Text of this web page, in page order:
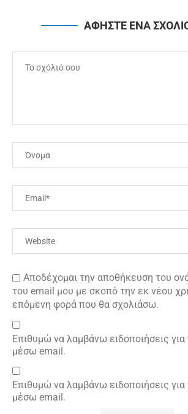
ΑΦΗΣΤΕ ΕΝΑ
Αποδέχομαι την αποθήκευση του
του email μου με σκοπό την εκ νέου
επόμενη φορά που θα σχολιάσω.
Επιθυμώ να λαμβάνω ειδοποιήσεις για
μέσω email.
Επιθυμώ να λαμβάνω ειδοποιήσεις
μέσω email.